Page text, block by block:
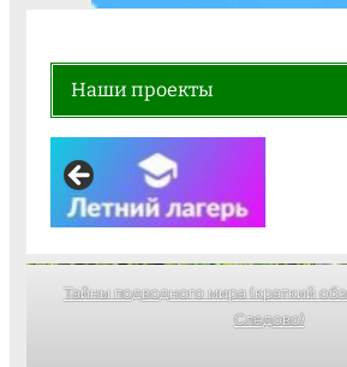
Наши проекты
Тайны подводного мира (краткий
Следово)